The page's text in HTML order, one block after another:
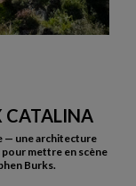
CATALINA
— une architecture
mettre en scène
Burks.